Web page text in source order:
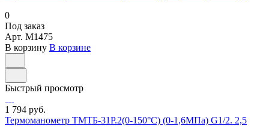
0
Под заказ
Арт. M1475
В корзину В корзине
Быстрый просмотр
1 794 руб.
Термоманометр ТМТБ-31Р.2(0-150°С) (0-1,6МПа) G1/2. 2,5